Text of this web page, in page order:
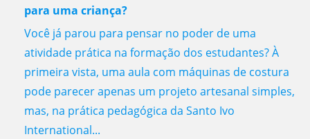
para uma criança?
Você já parou para pensar no poder de uma
atividade prática na formação dos estudantes? À
primeira vista, uma aula com máquinas de costura
pode parecer apenas um projeto artesanal simples,
mas, na prática pedagógica da Santo Ivo
International...